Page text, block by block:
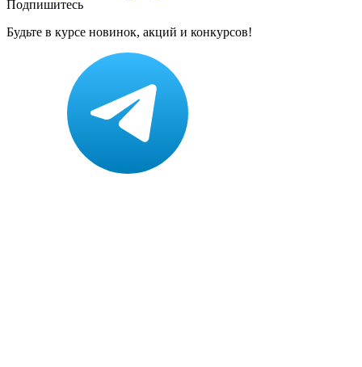
Подпишитесь
Будьте в курсе новинок, акций и конкурсов!